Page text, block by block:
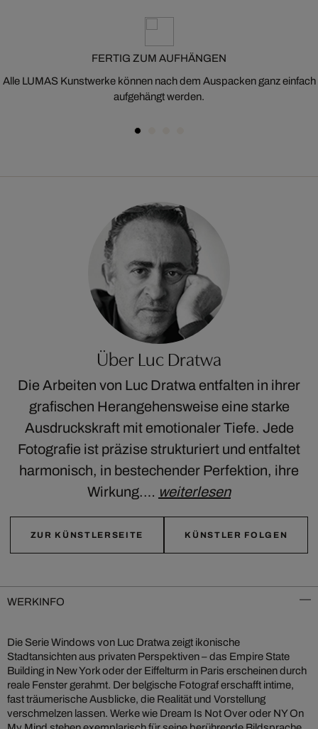
FERTIG ZUM AUFHÄNGEN
Alle LUMAS Kunstwerke können nach dem Auspacken ganz einfach
aufgehängt werden.
Über Luc Dratwa
Die Arbeiten von Luc Dratwa entfalten in ihrer
grafischen Herangehensweise eine starke
Ausdruckskraft mit emotionaler Tiefe. Jede
Fotografie ist präzise strukturiert und entfaltet
harmonisch, in bestechender Perfektion, ihre
Wirkung.… weiterlesen
ZUR KÜNSTLERSEITE KÜNSTLER FOLGEN
WERKINFO
Die Serie Windows von Luc Dratwa zeigt ikonische
Stadtansichten aus privaten Perspektiven – das Empire State
Building in New York oder der Eiffelturm in Paris erscheinen durch
reale Fenster gerahmt. Der belgische Fotograf erschafft intime,
fast träumerische Ausblicke, die Realität und Vorstellung
verschmelzen lassen. Werke wie Dream Is Not Over oder NY On